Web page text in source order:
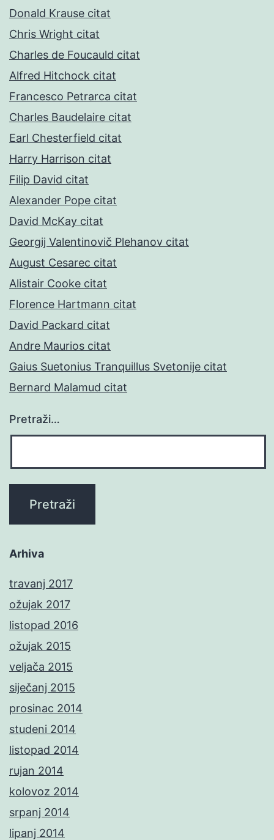
Donald Krause citat
Chris Wright citat
Charles de Foucauld citat
Alfred Hitchock citat
Francesco Petrarca citat
Charles Baudelaire citat
Earl Chesterfield citat
Harry Harrison citat
Filip David citat
Alexander Pope citat
David McKay citat
Georgij Valentinovič Plehanov citat
August Cesarec citat
Alistair Cooke citat
Florence Hartmann citat
David Packard citat
Andre Maurios citat
Gaius Suetonius Tranquillus Svetonije citat
Bernard Malamud citat
Pretraži…
Arhiva
travanj 2017
ožujak 2017
listopad 2016
ožujak 2015
veljača 2015
siječanj 2015
prosinac 2014
studeni 2014
listopad 2014
rujan 2014
kolovoz 2014
srpanj 2014
lipanj 2014